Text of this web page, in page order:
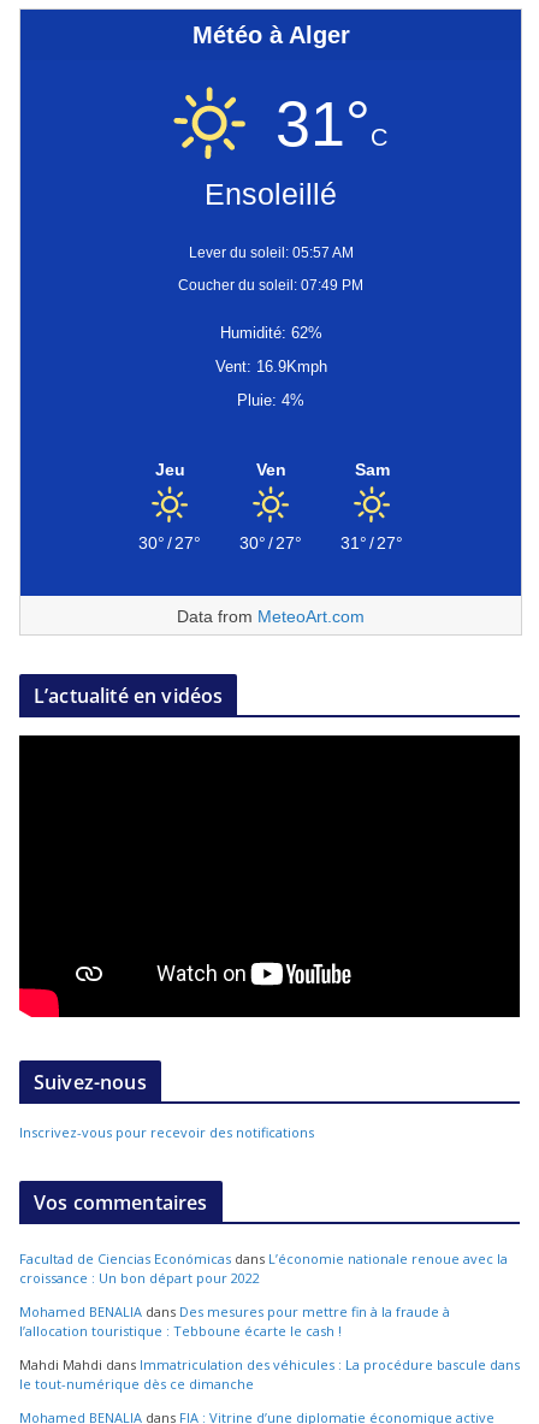
Météo à Alger
31°C
Ensoleillé
Lever du soleil: 05:57 AM
Coucher du soleil: 07:49 PM
Humidité: 62%
Vent: 16.9Kmph
Pluie: 4%
Jeu
30°/27°
Ven
30°/27°
Sam
31°/27°
Data from MeteoArt.com
L’actualité en vidéos
Suivez-nous
Inscrivez-vous pour recevoir des notifications
Vos commentaires
Facultad de Ciencias Económicas dans L’économie nationale renoue avec la
croissance : Un bon départ pour 2022
Mohamed BENALIA dans Des mesures pour mettre fin à la fraude à
l’allocation touristique : Tebboune écarte le cash !
Mahdi Mahdi dans Immatriculation des véhicules : La procédure bascule dans
le tout-numérique dès ce dimanche
Mohamed BENALIA dans FIA : Vitrine d’une diplomatie économique active